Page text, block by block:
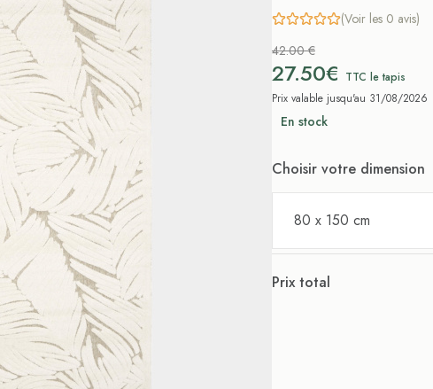
(Voir les 0 avis)
42.00 €
27.50€ TTC le tapis
Prix valable jusqu'au 31/08/2026
En stock
Choisir votre dimension
80 x 150 cm
Prix total